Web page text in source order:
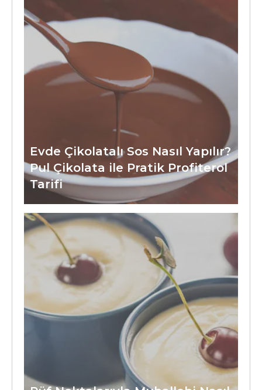
Evde Çikolatalı Sos Nasıl Yapılır?
Pul Çikolata ile Pratik Profiterol
Tarifi